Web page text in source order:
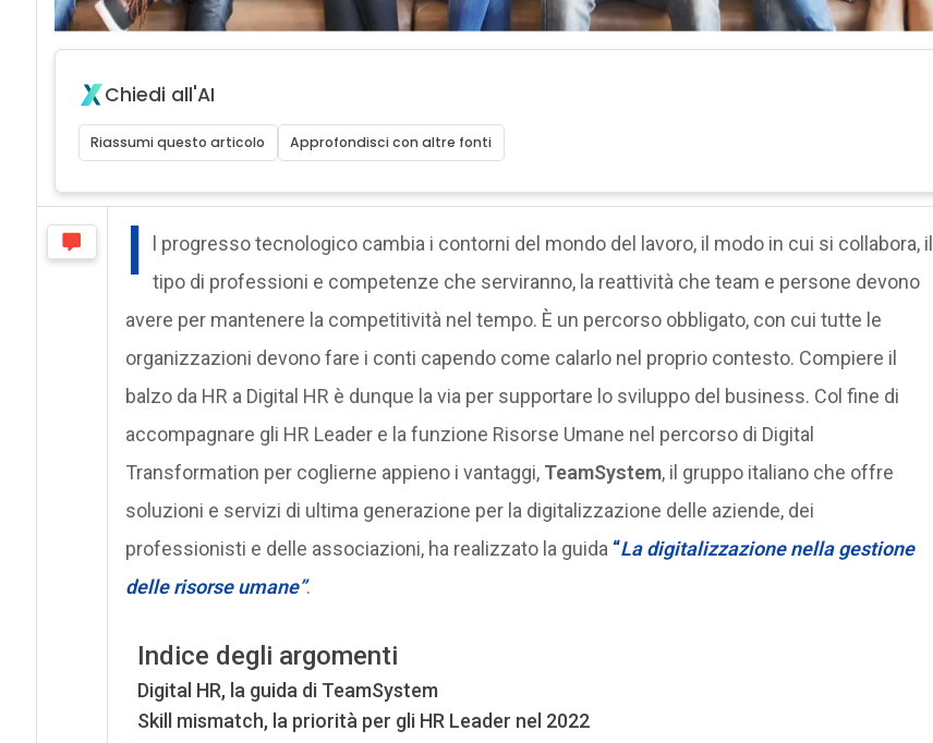
Chiedi all'AI
Riassumi questo articolo Approfondisci con altre fonti
I
l progresso tecnologico cambia i contorni del mondo del lavoro, il modo in cui si collabora, il
tipo di professioni e competenze che serviranno, la reattività che team e persone devono
avere per mantenere la competitività nel tempo. È un percorso obbligato, con cui tutte le
organizzazioni devono fare i conti capendo come calarlo nel proprio contesto. Compiere il
balzo da HR a Digital HR è dunque la via per supportare lo sviluppo del business. Col fine di
accompagnare gli HR Leader e la funzione Risorse Umane nel percorso di Digital
Transformation per coglierne appieno i vantaggi, TeamSystem, il gruppo italiano che offre
soluzioni e servizi di ultima generazione per la digitalizzazione delle aziende, dei
professionisti e delle associazioni, ha realizzato la guida “La digitalizzazione nella gestione
delle risorse umane”.
Indice degli argomenti
Digital HR, la guida di TeamSystem
Skill mismatch, la priorità per gli HR Leader nel 2022